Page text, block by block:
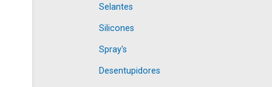
Selantes
Silicones
Spray's
Desentupidores